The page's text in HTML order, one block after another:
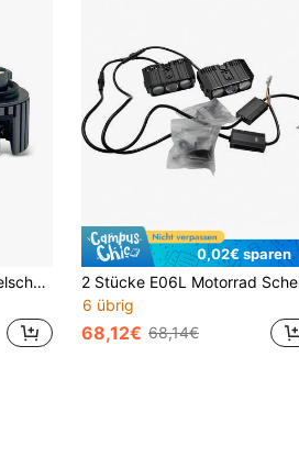
Premium LW5B LED Nebelscheinwerfer, Dual-Farbe Gelb & Weiß, 30W Hochleistung, integrierter Kühlventilator, Plug & Play, geeignet für Tagfahrleuchten/Rückfahrleuchten, 2 Stück/Packung
0,02€ sparen
6 übrig
68,12€ 68,14€